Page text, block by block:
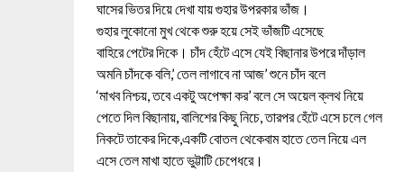
ঘাসের ভিতর দিয়ে দেখা যায় গুহার উপরকার ভাঁজ।
গুহার লুকোনো মুখ থেকে শুরু হয়ে সেই ভাঁজটি এসেছে
বাহিরে পেটের দিকে। চাঁদ হেঁটে এসে যেই বিছানার উপরে দাঁড়াল
অমনি চাঁদকে বলি,’ তেল লাগাবে না আজ’ শুনে চাঁদ বলে
‘মাখব নিশ্চয়, তবে একটু অপেক্ষা কর’ বলে সে অয়েল ক্লথ নিয়ে
পেতে দিল বিছানায়, বালিশের কিছু নিচে, তারপর হেঁটে এসে চলে গেল
নিকটে তাকের দিকে,একটি বোতল থেকেবাম হাতে তেল নিয়ে এল
এসে তেল মাখা হাতে ভুট্টাটি চেপেধরে।